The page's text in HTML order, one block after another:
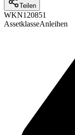
Teilen
WKN120851
AssetklasseAnleihen